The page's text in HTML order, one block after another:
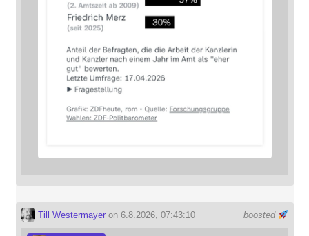
boosted
Till Westermayeron 6.8.2026, 07:43:10